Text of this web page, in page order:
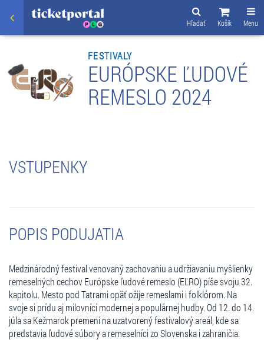
Menu
Košík
Hľadať
FESTIVALY
EURÓPSKE ĽUDOVÉ
REMESLO 2024
VSTUPENKY
POPIS PODUJATIA
Medzinárodný festival venovaný zachovaniu a udržiavaniu myšlienky
remeselných cechov Európske ľudové remeslo (EĽRO) píše svoju 32.
kapitolu. Mesto pod Tatrami opäť ožije remeslami i folklórom. Na
svoje si prídu aj milovníci modernej a populárnej hudby. Od 12. do 14.
júla sa Kežmarok premení na uzatvorený festivalový areál, kde sa
predstavia ľudové súbory a remeselníci zo Slovenska i zahraničia.